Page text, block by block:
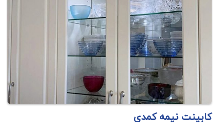
کابینت نیمه کمدی